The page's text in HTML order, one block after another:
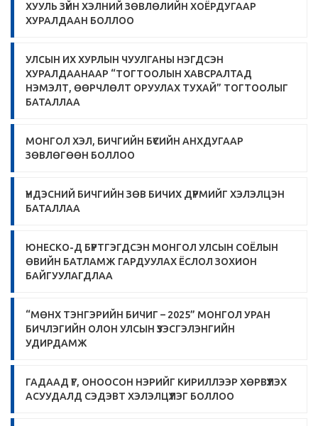
ХУУЛЬ ЗҮЙН ХЭЛНИЙ ЗӨВЛӨЛИЙН ХОЁРДУГААР
ХУРАЛДААН БОЛЛОО
УЛСЫН ИХ ХУРЛЫН ЧУУЛГАНЫ НЭГДСЭН
ХУРАЛДААНААР “ТОГТООЛЫН ХАВСРАЛТАД
НЭМЭЛТ, ӨӨРЧЛӨЛТ ОРУУЛАХ ТУХАЙ” ТОГТООЛЫГ
БАТАЛЛАА
МОНГОЛ ХЭЛ, БИЧГИЙН БҮСИЙН АНХДУГААР
ЗӨВЛӨГӨӨН БОЛЛОО
ҮНДЭСНИЙ БИЧГИЙН ЗӨВ БИЧИХ ДҮРМИЙГ ХЭЛЭЛЦЭН
БАТАЛЛАА
ЮНЕСКО-Д БҮРТГЭГДСЭН МОНГОЛ УЛСЫН СОЁЛЫН
ӨВИЙН БАТЛАМЖ ГАРДУУЛАХ ЁСЛОЛ ЗОХИОН
БАЙГУУЛАГДЛАА
“МӨНХ ТЭНГЭРИЙН БИЧИГ – 2025” МОНГОЛ УРАН
БИЧЛЭГИЙН ОЛОН УЛСЫН ҮЗЭСГЭЛЭНГИЙН
УДИРДАМЖ
ГАДААД ҮГ, ОНООСОН НЭРИЙГ КИРИЛЛЭЭР ХӨРВҮҮЛЭХ
АСУУДАЛД СЭДЭВТ ХЭЛЭЛЦҮҮЛЭГ БОЛЛОО